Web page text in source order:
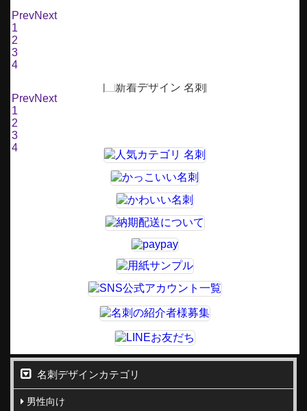
PrevNext
1
2
3
4
PrevNext
1
2
3
4
名刺デザインカテゴリ
男性向け